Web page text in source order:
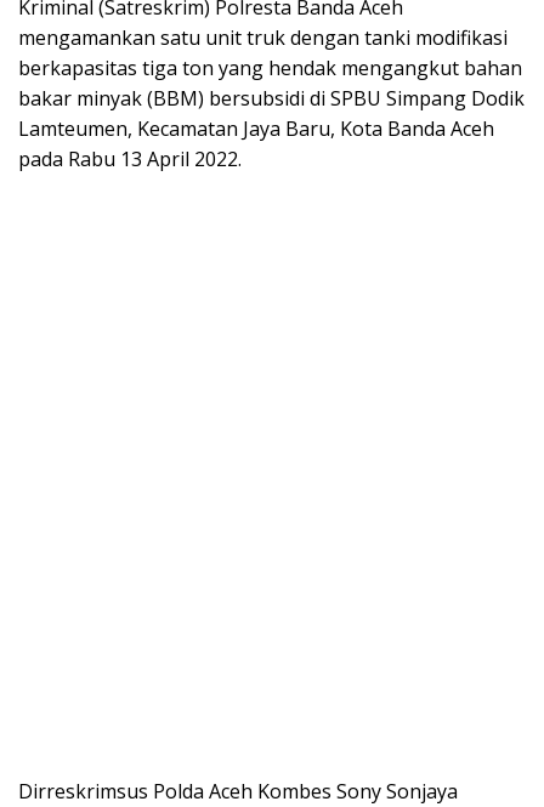
Kriminal (Satreskrim) Polresta Banda Aceh
mengamankan satu unit truk dengan tanki modifikasi
berkapasitas tiga ton yang hendak mengangkut bahan
bakar minyak (BBM) bersubsidi di SPBU Simpang Dodik
Lamteumen, Kecamatan Jaya Baru, Kota Banda Aceh
pada Rabu 13 April 2022.
Dirreskrimsus Polda Aceh Kombes Sony Sonjaya